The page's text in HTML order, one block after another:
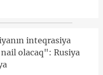
inteqrasiya
olacaq": Rusiya